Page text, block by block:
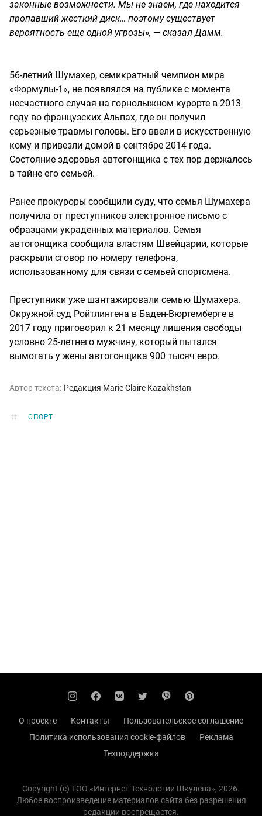
законные возможности. Мы не знаем, где находится
пропавший жесткий диск… поэтому существует
вероятность еще одной угрозы», — сказал Дамм.
56-летний Шумахер, семикратный чемпион мира
«Формулы-1», не появлялся на публике с момента
несчастного случая на горнолыжном курорте в 2013
году во французских Альпах, где он получил
серьезные травмы головы. Его ввели в искусственную
кому и привезли домой в сентябре 2014 года.
Состояние здоровья автогонщика с тех пор держалось
в тайне его семьей.
Ранее прокуроры сообщили суду, что семья Шумахера
получила от преступников электронное письмо с
образцами украденных материалов. Семья
автогонщика сообщила властям Швейцарии, которые
раскрыли сговор по номеру телефона,
использованному для связи с семьей спортсмена.
Преступники уже шантажировали семью Шумахера.
Окружной суд Ройтлингена в Баден-Вюртемберге в
2017 году приговорил к 21 месяцу лишения свободы
условно 25-летнего мужчину, который пытался
вымогать у жены автогонщика 900 тысяч евро.
Автор текста: Редакция Marie Claire Kazakhstan
СПОРТ
О проекте Контакты
Пользовательское соглашение
Политика использования cookie-файлов
Реклама
Техподдержка
Copyright (с) TOO «Интернет Технологии Шкулева», 2026.
Любое воспроизведение материалов сайта без разрешения
редакции воспрещается.